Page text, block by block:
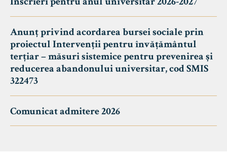
Anunț privind acordarea bursei sociale prin
proiectul Intervenții pentru învățământul
terțiar – măsuri sistemice pentru prevenirea și
reducerea abandonului universitar, cod SMIS
322473
Comunicat admitere 2026